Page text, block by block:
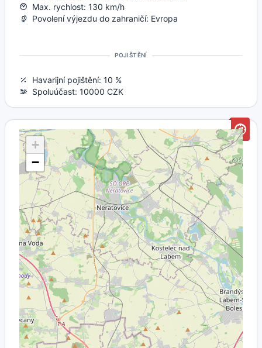
Max. rychlost: 130 km/h
Povolení výjezdu do zahraničí: Evropa
POJIŠTĚNÍ
Havarijní pojištění: 10 %
Spoluúčast: 10000 CZK
+
−